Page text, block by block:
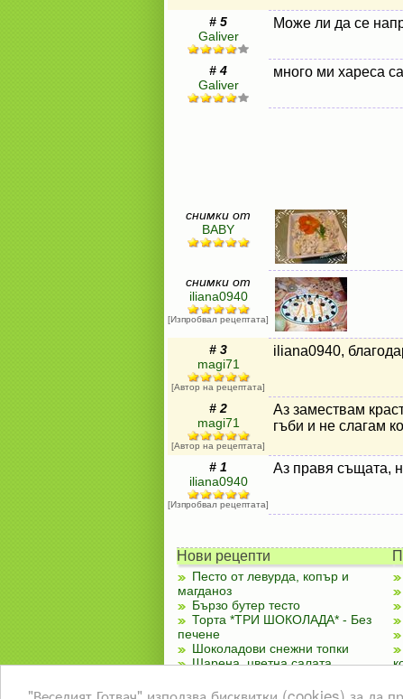
"Веселият Готвач" използва бисквитки (cookies) за да
# 5
Galiver
Може ли да се
# 4
Galiver
много ми хареса
снимки от
BABY
снимки от
iliana0940
[Изпробвал рецептата]
# 3
magi71
[Автор на рецептата]
iliana0940,
# 2
magi71
[Автор на рецептата]
Аз замествам
гъби и не слагам
# 1
iliana0940
[Изпробвал рецептата]
Аз правя същата,
Нови рецепти
Песто от левурда, копър и
магданоз
Бързо бутер тесто
Торта *ТРИ ШОКОЛАДА* - Без
печене
Шоколадови снежни топки
Шарена, цветна салата
Лятно ястие със зеленчуци